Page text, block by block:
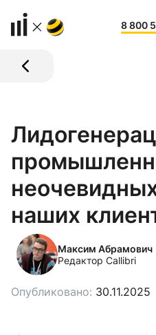
8 800
наших
Максим Абрамович
Редактор Callibri
Опубликовано: 30.11.2025